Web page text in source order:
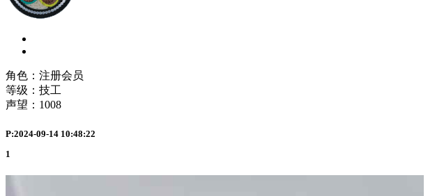
角色：注册会员
等级：技工
声望： 1008
P:2024-09-14 10:48:22
1